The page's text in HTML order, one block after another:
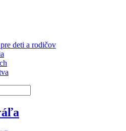
deti a rodičov